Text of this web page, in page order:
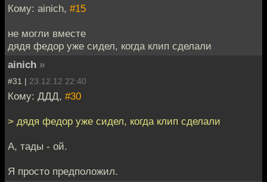
Кому: ainich, #15
не могли вместе
дядя федор уже сидел, когда клип сделали
ainich »
#31 | 23.12.12 22:40
Кому: ДДД, #30
> дядя федор уже сидел, когда клип сделали
А, тады - ой.
Я просто предположил.